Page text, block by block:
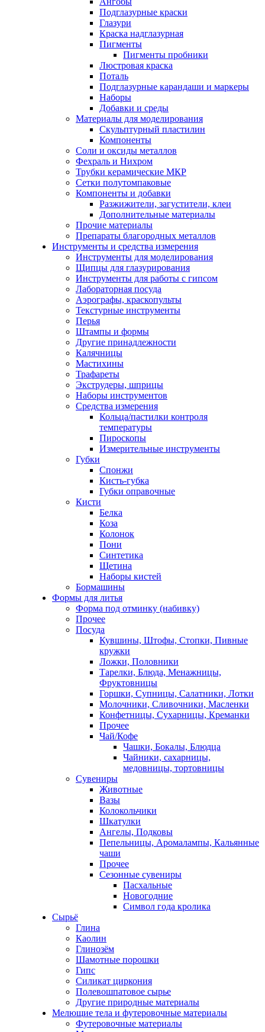
Подглазурные краски
Глазури
Краска надглазурная
Пигменты
Пигменты пробники
Люстровая краска
Поталь
Подглазурные карандаши и маркеры
Наборы
Добавки и среды
Материалы для моделирования
Скульптурный пластилин
Компоненты
Соли и оксиды металлов
Фехраль и Нихром
Трубки керамические МКР
Сетки полутомпаковые
Компоненты и добавки
Разжижители, загустители, клеи
Дополнительные материалы
Прочие материалы
Препараты благородных металлов
Инструменты и средства измерения
Инструменты для моделирования
Щипцы для глазурирования
Инструменты для работы с гипсом
Лабораторная посуда
Аэрографы, краскопульты
Текстурные инструменты
Перья
Штампы и формы
Другие принадлежности
Калячницы
Мастихины
Трафареты
Экструдеры, шприцы
Наборы инструментов
Средства измерения
Кольца/пастилки контроля
температуры
Пироскопы
Измерительные инструменты
Губки
Спонжи
Кисть-губка
Губки оправочные
Кисти
Белка
Коза
Колонок
Пони
Синтетика
Щетина
Наборы кистей
Бормашины
Формы для литья
Форма под отминку (набивку)
Прочее
Посуда
Кувшины, Штофы, Стопки, Пивные
кружки
Ложки, Половники
Тарелки, Блюда, Менажницы,
Фруктовницы
Горшки, Супницы, Салатники, Лотки
Молочники, Сливочники, Масленки
Конфетницы, Сухарницы, Креманки
Прочее
Чай/Кофе
Чашки, Бокалы, Блюдца
Чайники, сахарницы,
медовницы, тортовницы
Сувениры
Животные
Вазы
Колокольчики
Шкатулки
Ангелы, Подковы
Пепельницы, Аромалампы, Кальянные
чаши
Прочее
Сезонные сувениры
Пасхальные
Новогодние
Символ года кролика
Сырьё
Глина
Каолин
Глинозём
Шамотные порошки
Гипс
Силикат циркония
Полевошпатовое сырье
Другие природные материалы
Мелющие тела и футеровочные материалы
Футеровочные материалы